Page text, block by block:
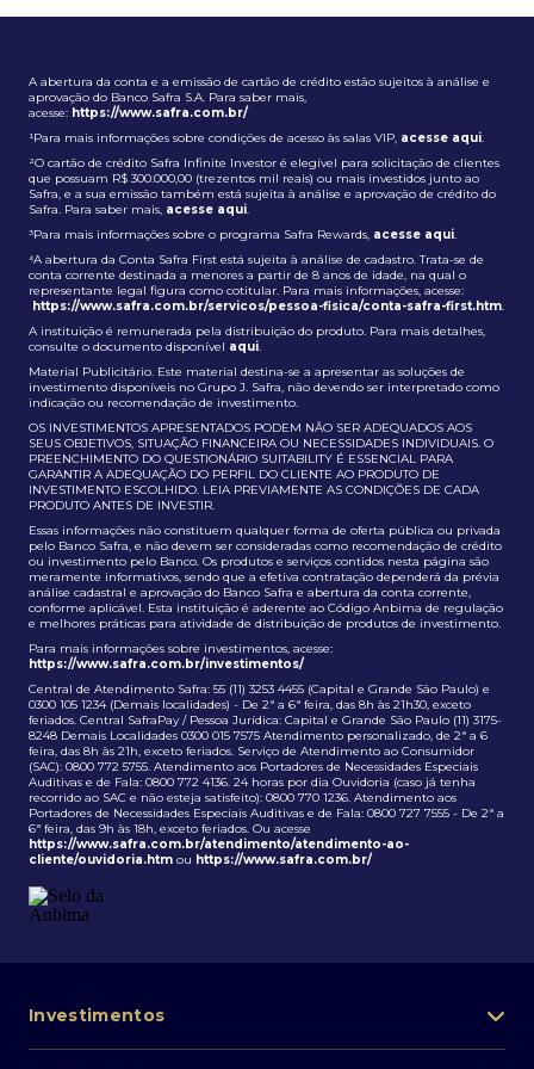
A abertura da conta e a emissão de cartão de crédito estão sujeitos à análise e
aprovação do Banco Safra S.A. Para saber mais,
acesse: https://www.safra.com.br/
¹Para mais informações sobre condições de acesso às salas VIP, acesse aqui.
²O cartão de crédito Safra Infinite Investor é elegível para solicitação de clientes
que possuam R$ 300.000,00 (trezentos mil reais) ou mais investidos junto ao
Safra, e a sua emissão também está sujeita à análise e aprovação de crédito do
Safra. Para saber mais, acesse aqui.
³Para mais informações sobre o programa Safra Rewards, acesse aqui.
⁴A abertura da Conta Safra First está sujeita à análise de cadastro. Trata-se de
conta corrente destinada a menores a partir de 8 anos de idade, na qual o
representante legal figura como cotitular. Para mais informações, acesse:
https://www.safra.com.br/servicos/pessoa-fisica/conta-safra-first.htm.
A instituição é remunerada pela distribuição do produto. Para mais detalhes,
consulte o documento disponível aqui.
Material Publicitário. Este material destina-se a apresentar as soluções de
investimento disponíveis no Grupo J. Safra, não devendo ser interpretado como
indicação ou recomendação de investimento.
OS INVESTIMENTOS APRESENTADOS PODEM NÃO SER ADEQUADOS AOS
SEUS OBJETIVOS, SITUAÇÃO FINANCEIRA OU NECESSIDADES INDIVIDUAIS. O
PREENCHIMENTO DO QUESTIONÁRIO SUITABILITY É ESSENCIAL PARA
GARANTIR A ADEQUAÇÃO DO PERFIL DO CLIENTE AO PRODUTO DE
INVESTIMENTO ESCOLHIDO. LEIA PREVIAMENTE AS CONDIÇÕES DE CADA
PRODUTO ANTES DE INVESTIR.
Essas informações não constituem qualquer forma de oferta pública ou privada
pelo Banco Safra, e não devem ser consideradas como recomendação de crédito
ou investimento pelo Banco. Os produtos e serviços contidos nesta página são
meramente informativos, sendo que a efetiva contratação dependerá da prévia
análise cadastral e aprovação do Banco Safra e abertura da conta corrente,
conforme aplicável. Esta instituição é aderente ao Código Anbima de regulação
e melhores práticas para atividade de distribuição de produtos de investimento.
Para mais informações sobre investimentos, acesse:
https://www.safra.com.br/investimentos/
Central de Atendimento Safra: 55 (11) 3253 4455 (Capital e Grande São Paulo) e
0300 105 1234 (Demais localidades) - De 2ª a 6ª feira, das 8h às 21h30, exceto
feriados. Central SafraPay / Pessoa Jurídica: Capital e Grande São Paulo (11) 3175-
8248 Demais Localidades 0300 015 7575 Atendimento personalizado, de 2ª a 6
feira, das 8h às 21h, exceto feriados. Serviço de Atendimento ao Consumidor
(SAC): 0800 772 5755. Atendimento aos Portadores de Necessidades Especiais
Auditivas e de Fala: 0800 772 4136. 24 horas por dia Ouvidoria (caso já tenha
recorrido ao SAC e não esteja satisfeito): 0800 770 1236. Atendimento aos
Portadores de Necessidades Especiais Auditivas e de Fala: 0800 727 7555 - De 2ª a
6ª feira, das 9h às 18h, exceto feriados. Ou acesse
https://www.safra.com.br/atendimento/atendimento-ao-
cliente/ouvidoria.htm ou https://www.safra.com.br/
Investimentos